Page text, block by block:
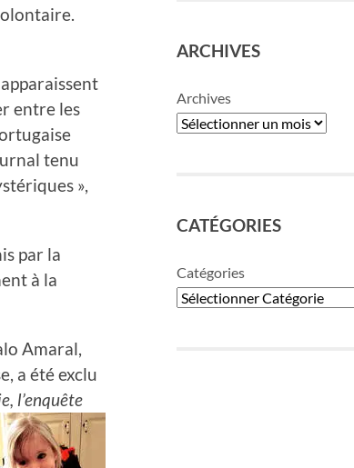
entre les
tenu
»,
par la
à la
Amaral,
a été exclu
l’enquête
ARCHIVES
Archives
CATÉGORIES
Catégories